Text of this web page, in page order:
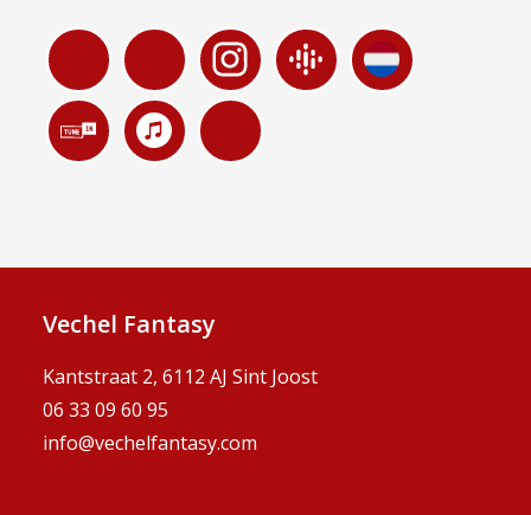
Vechel Fantasy
Kantstraat 2, 6112 AJ Sint Joost
06 33 09 60 95
info@vechelfantasy.com